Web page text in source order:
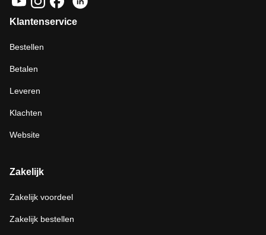
Klantenservice
Bestellen
Betalen
Leveren
Klachten
Website
Zakelijk
Zakelijk voordeel
Zakelijk bestellen